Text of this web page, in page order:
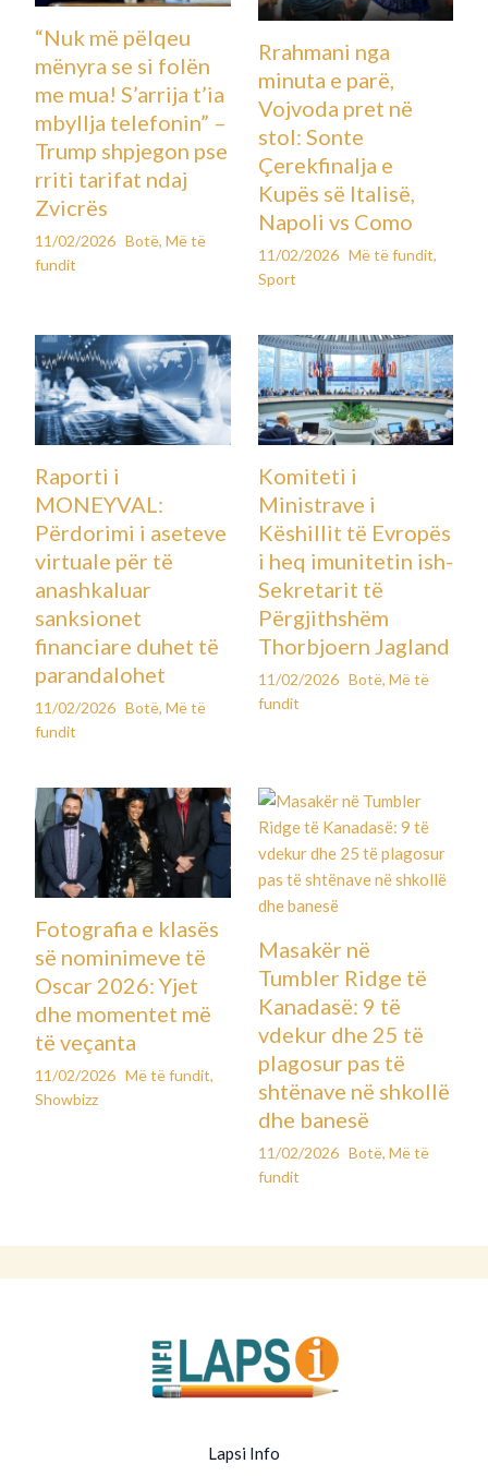
“Nuk më pëlqeu
mënyra se si folën
me mua! S’arrija t’ia
mbyllja telefonin” –
Trump shpjegon pse
rriti tarifat ndaj
Zvicrës
11/02/2026 Botë,Më të
fundit
Rrahmani nga
minuta e parë,
Vojvoda pret në
stol: Sonte
Çerekfinalja e
Kupës së Italisë,
Napoli vs Como
11/02/2026 Më të fundit,
Sport
Raporti i
MONEYVAL:
Përdorimi i aseteve
virtuale për të
anashkaluar
sanksionet
financiare duhet të
parandalohet
11/02/2026 Botë,Më të
fundit
Komiteti i
Ministrave i
Këshillit të Evropës
i heq imunitetin ish-
Sekretarit të
Përgjithshëm
Thorbjoern Jagland
11/02/2026 Botë, Më të
fundit
Fotografia e klasës
së nominimeve të
Oscar 2026: Yjet
dhe momentet më
të veçanta
11/02/2026 Më të fundit,
Showbizz
Masakër në
Tumbler Ridge të
Kanadasë: 9 të
vdekur dhe 25 të
plagosur pas të
shtënave në shkollë
dhe banesë
11/02/2026 Botë, Më të
fundit
Lapsi Info